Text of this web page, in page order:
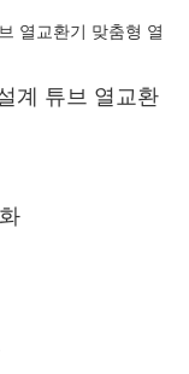
계 튜브 열교환